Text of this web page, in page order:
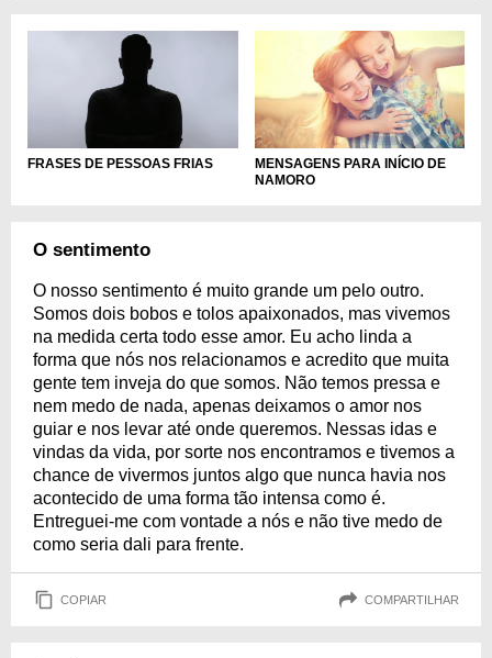
FRASES DE PESSOAS FRIAS
MENSAGENS PARA INÍCIO DE
NAMORO
O sentimento
O nosso sentimento é muito grande um pelo outro.
Somos dois bobos e tolos apaixonados, mas vivemos
na medida certa todo esse amor. Eu acho linda a
forma que nós nos relacionamos e acredito que muita
gente tem inveja do que somos. Não temos pressa e
nem medo de nada, apenas deixamos o amor nos
guiar e nos levar até onde queremos. Nessas idas e
vindas da vida, por sorte nos encontramos e tivemos a
chance de vivermos juntos algo que nunca havia nos
acontecido de uma forma tão intensa como é.
Entreguei-me com vontade a nós e não tive medo de
como seria dali para frente.
COPIAR COMPARTILHAR